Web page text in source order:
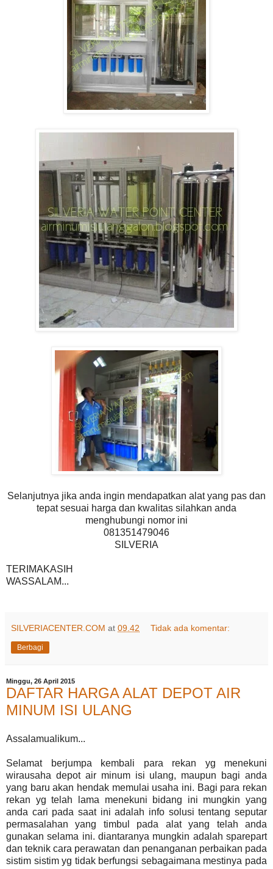
Selanjutnya jika anda ingin mendapatkan alat yang pas dan
tepat sesuai harga dan kwalitas silahkan anda
menghubungi nomor ini
081351479046
SILVERIA
TERIMAKASIH
WASSALAM...
SILVERIACENTER.COM at 09.42 Tidak ada komentar:
Berbagi
Minggu, 26 April 2015
DAFTAR HARGA ALAT DEPOT AIR
MINUM ISI ULANG
Assalamualikum...
Selamat berjumpa kembali para rekan yg menekuni
wirausaha depot air minum isi ulang, maupun bagi anda
yang baru akan hendak memulai usaha ini. Bagi para rekan
rekan yg telah lama menekuni bidang ini mungkin yang
anda cari pada saat ini adalah info solusi tentang seputar
permasalahan yang timbul pada alat yang telah anda
gunakan selama ini. diantaranya mungkin adalah sparepart
dan teknik cara perawatan dan penanganan perbaikan pada
sistim sistim yg tidak berfungsi sebagaimana mestinya pada